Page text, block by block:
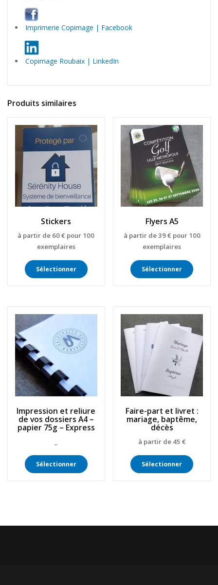
Imprimerie Copimage | Facebook
Copimage Roubaix | LinkedIn
Produits similaires
Stickers
à partir de 60 € pour 100
exemplaires
Sélectionner
produit
options
choisies
Flyers A5
à partir de 39 € pour 100
exemplaires
Sélectionner
produit
options
être
choisies
sur
la
page
du
produit
Impression et reliure
de vos dossiers A4 –
papier 75g – Express
Sélectionner
Faire-part et livret :
mariage, baptême,
décès
à partir de 45 €
Sélectionner